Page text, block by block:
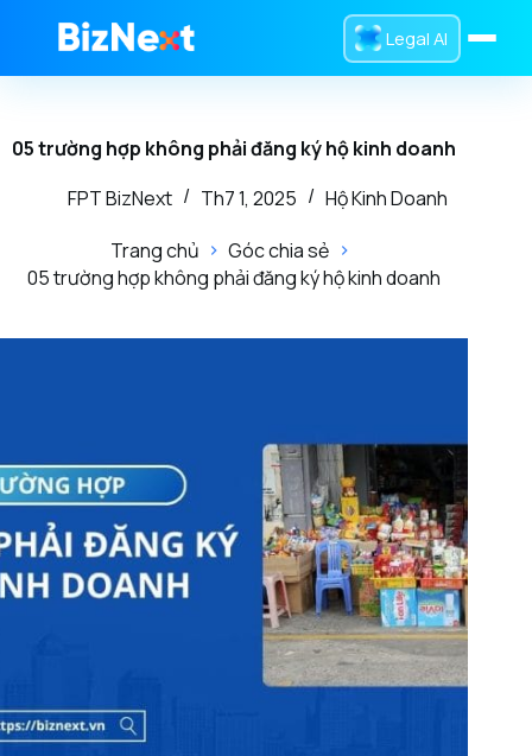
Legal AI
Dịch Vụ
Tra Cứu
0832 016 336 Liên hệ
05 trường hợp không phải đăng ký hộ kinh doanh
FPT BizNext
Th7 1, 2025
Hộ Kinh Doanh
Trang chủ
Góc chia sẻ
05 trường hợp không phải đăng ký hộ kinh doanh